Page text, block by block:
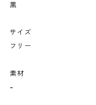
黒
サイズ
フリー
素材
-